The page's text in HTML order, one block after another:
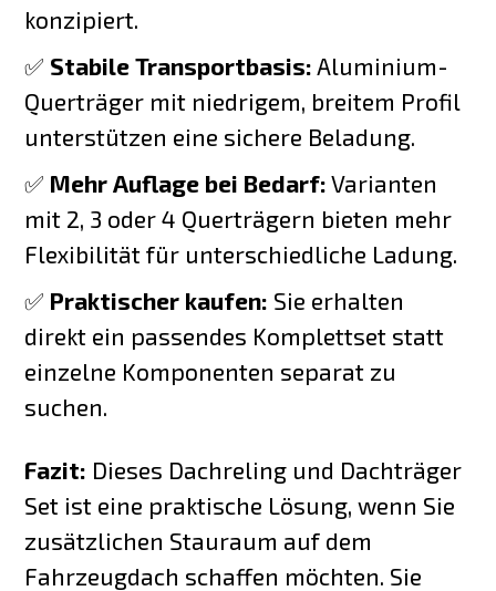
konzipiert.
✅ Stabile Transportbasis: Aluminium-
Querträger mit niedrigem, breitem Profil
unterstützen eine sichere Beladung.
✅ Mehr Auflage bei Bedarf: Varianten
mit 2, 3 oder 4 Querträgern bieten mehr
Flexibilität für unterschiedliche Ladung.
✅ Praktischer kaufen: Sie erhalten
direkt ein passendes Komplettset statt
einzelne Komponenten separat zu
suchen.
Fazit: Dieses Dachreling und Dachträger
Set ist eine praktische Lösung, wenn Sie
zusätzlichen Stauraum auf dem
Fahrzeugdach schaffen möchten. Sie